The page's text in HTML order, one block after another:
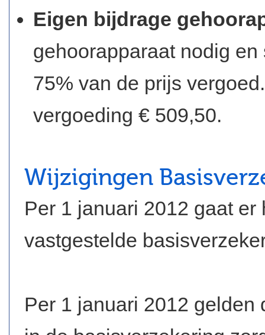
Eigen bijdrage
gehoorapparaat nodig
75% van de prijs
vergoeding € 509,50.
Wijzigingen
Per 1 januari 2012 gaat
vastgestelde
Per 1 januari 2012